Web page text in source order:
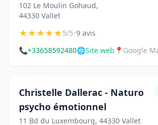
102 Le Moulin Gohaud,
44330 Vallet
★★★★★5/5•9 avis
📞+33658592480🌐Site web 📍 Google
Christelle Dallerac - Naturo
psycho émotionnel
11 Bd du Luxembourg, 44330 Vallet